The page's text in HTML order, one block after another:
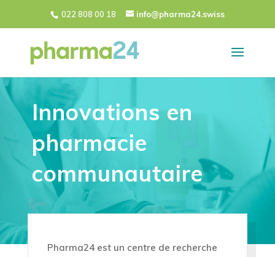
022 808 00 18 info@pharma24.swiss
Innovations en
pharmacie
communautaire
Pharma24 est un centre de recherche